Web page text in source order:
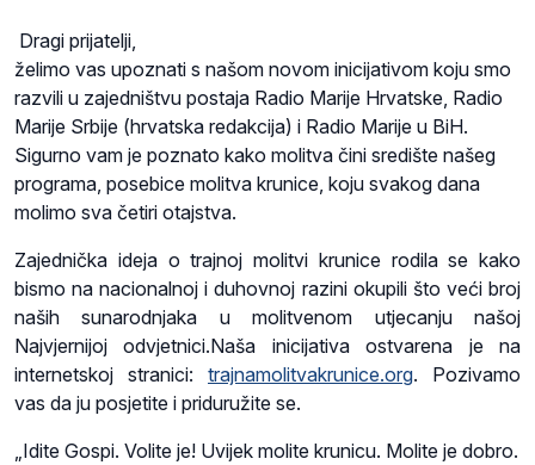
Dragi prijatelji,
želimo vas upoznati s našom novom inicijativom koju smo
razvili u zajedništvu postaja Radio Marije Hrvatske, Radio
Marije Srbije (hrvatska redakcija) i Radio Marije u BiH.
Sigurno vam je poznato kako molitva čini središte našeg
programa, posebice molitva krunice, koju svakog dana
molimo sva četiri otajstva.
Zajednička ideja o trajnoj molitvi krunice rodila se kako
bismo na nacionalnoj i duhovnoj razini okupili što veći broj
naših sunarodnjaka u molitvenom utjecanju našoj
Najvjernijoj odvjetnici.Naša inicijativa ostvarena je na
internetskoj stranici: trajnamolitvakrunice.org. Pozivamo
vas da ju posjetite i priduružite se.
„Idite Gospi. Volite je! Uvijek molite krunicu. Molite je dobro.